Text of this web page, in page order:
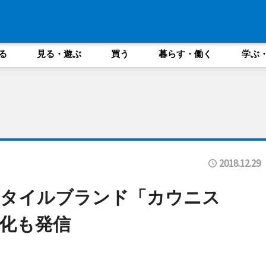
見る・遊ぶ 買う 暮らす・働く 学ぶ
2018.12.29
イルブランド「カウニス
も発信